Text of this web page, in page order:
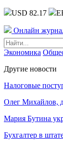
USD 82.17
Онлайн
Экономика
Другие новости
Налоговые
Олег Михайлов,
Мария Бутина
Бухгалтер в